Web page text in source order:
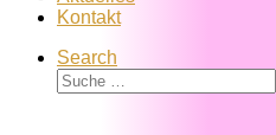
Kontakt
Search
Suche